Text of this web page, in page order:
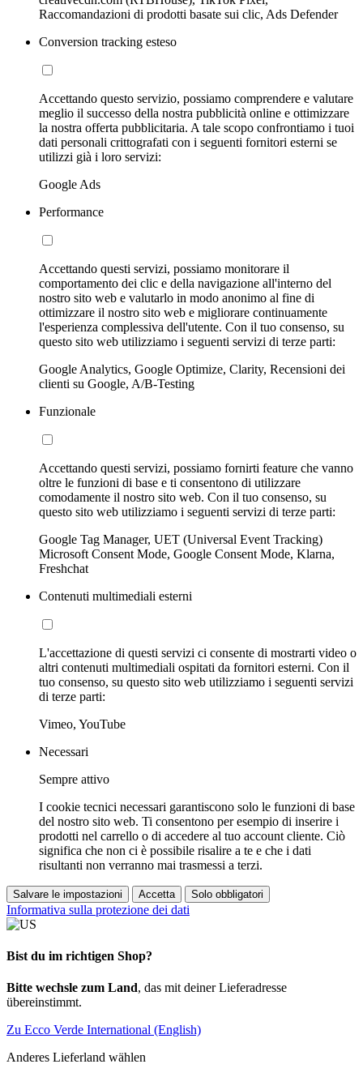
Raccomandazioni di prodotti basate sui clic, Ads Defender
Conversion tracking esteso
Accettando questo servizio, possiamo comprendere e valutare
meglio il successo della nostra pubblicità online e ottimizzare
la nostra offerta pubblicitaria. A tale scopo confrontiamo i tuoi
dati personali crittografati con i seguenti fornitori esterni se
utilizzi già i loro servizi:
Google Ads
Performance
Accettando questi servizi, possiamo monitorare il
comportamento dei clic e della navigazione all'interno del
nostro sito web e valutarlo in modo anonimo al fine di
ottimizzare il nostro sito web e migliorare continuamente
l'esperienza complessiva dell'utente. Con il tuo consenso, su
questo sito web utilizziamo i seguenti servizi di terze parti:
Google Analytics, Google Optimize, Clarity, Recensioni dei
clienti su Google, A/B-Testing
Funzionale
Accettando questi servizi, possiamo fornirti feature che vanno
oltre le funzioni di base e ti consentono di utilizzare
comodamente il nostro sito web. Con il tuo consenso, su
questo sito web utilizziamo i seguenti servizi di terze parti:
Google Tag Manager, UET (Universal Event Tracking)
Microsoft Consent Mode, Google Consent Mode, Klarna,
Freshchat
Contenuti multimediali esterni
L'accettazione di questi servizi ci consente di mostrarti video o
altri contenuti multimediali ospitati da fornitori esterni. Con il
tuo consenso, su questo sito web utilizziamo i seguenti servizi
di terze parti:
Vimeo, YouTube
Necessari
Sempre attivo
I cookie tecnici necessari garantiscono solo le funzioni di base
del nostro sito web. Ti consentono per esempio di inserire i
prodotti nel carrello o di accedere al tuo account cliente. Ciò
significa che non ci è possibile risalire a te e che i dati
risultanti non verranno mai trasmessi a terzi.
Salvare le impostazioni Accetta Solo obbligatori
Informativa sulla protezione dei dati
Bist du im richtigen Shop?
Bitte wechsle zum Land, das mit deiner Lieferadresse
übereinstimmt.
Zu Ecco Verde International (English)
Anderes Lieferland wählen